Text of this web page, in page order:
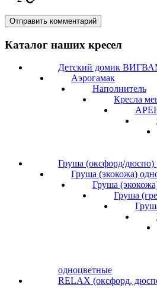
Каталог наших кресел
Детский домик
Аэрогамак
Наполнитель
Кресла
Груша (оксфорд/дюспо)
Груша (экокожа)
Груша
Груша
одноцветные
RELAX (оксфорд,